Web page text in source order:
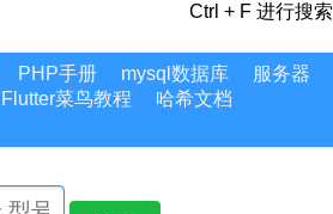
Ctrl + F 进行搜索
PHP手册 mysql数据库
服务器
Flutter菜鸟教程
哈希文档